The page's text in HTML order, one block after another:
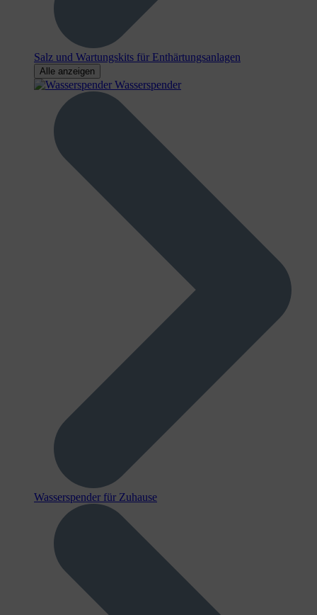
Salz und Wartungskits für Enthärtungsanlagen
Alle anzeigen
Wasserspender
Wasserspender für Zuhause